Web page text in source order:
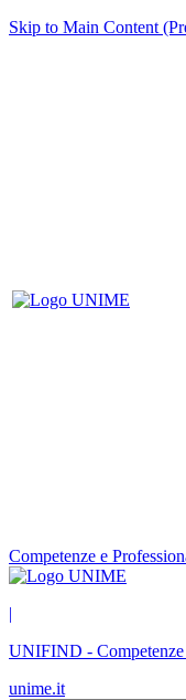
Skip to Main Content
Competenze e
|
UNIFIND -
unime.it